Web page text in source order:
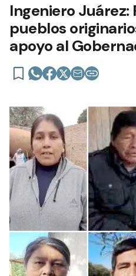
Ingeniero Juárez:
pueblos
apoyo al